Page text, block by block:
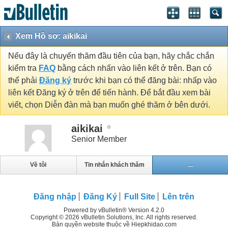
Xem Hồ sơ: aikikai
Nếu đây là chuyến thăm đầu tiên của bạn, hãy chắc chắn
kiểm tra FAQ bằng cách nhấn vào liên kết ở trên. Bạn có
thể phải Đăng ký trước khi bạn có thể đăng bài: nhấp vào
liên kết Đăng ký ở trên để tiến hành. Để bắt đầu xem bài
viết, chọn Diễn đàn mà bạn muốn ghé thăm ở bên dưới.
aikikai
Senior Member
Về tôi Tin nhắn khách thăm ...
Đăng nhập Đăng Ký Full Site Lên trên
Powered by vBulletin® Version 4.2.0
Copyright © 2026 vBulletin Solutions, Inc. All rights reserved.
Bản quyền website thuộc về Hiepkhidao.com